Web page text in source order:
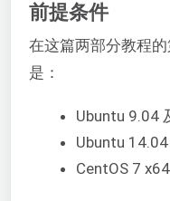
前提条件
在这篇两部分教程
是：
Ubuntu 9.04
Ubuntu
CentOS 7